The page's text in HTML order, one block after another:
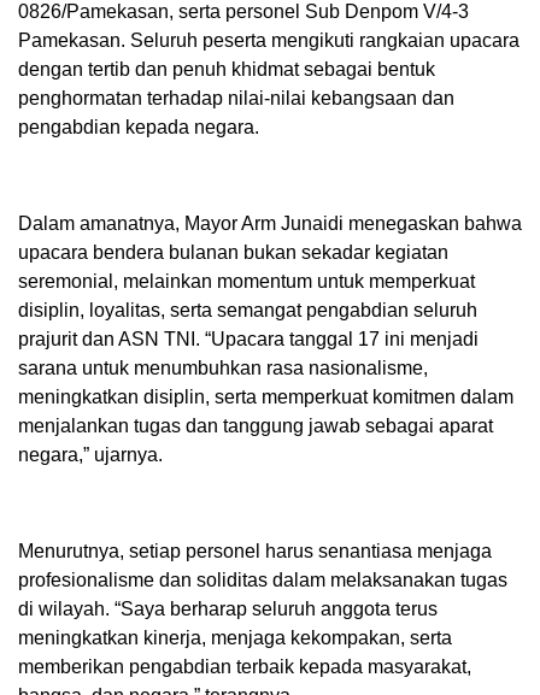
0826/Pamekasan, serta personel Sub Denpom V/4-3
Pamekasan. Seluruh peserta mengikuti rangkaian upacara
dengan tertib dan penuh khidmat sebagai bentuk
penghormatan terhadap nilai-nilai kebangsaan dan
pengabdian kepada negara.
Dalam amanatnya, Mayor Arm Junaidi menegaskan bahwa
upacara bendera bulanan bukan sekadar kegiatan
seremonial, melainkan momentum untuk memperkuat
disiplin, loyalitas, serta semangat pengabdian seluruh
prajurit dan ASN TNI. “Upacara tanggal 17 ini menjadi
sarana untuk menumbuhkan rasa nasionalisme,
meningkatkan disiplin, serta memperkuat komitmen dalam
menjalankan tugas dan tanggung jawab sebagai aparat
negara,” ujarnya.
Menurutnya, setiap personel harus senantiasa menjaga
profesionalisme dan soliditas dalam melaksanakan tugas
di wilayah. “Saya berharap seluruh anggota terus
meningkatkan kinerja, menjaga kekompakan, serta
memberikan pengabdian terbaik kepada masyarakat,